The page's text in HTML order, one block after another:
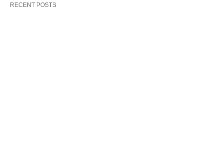
RECENT POSTS